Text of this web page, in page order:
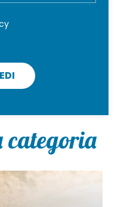
categoria